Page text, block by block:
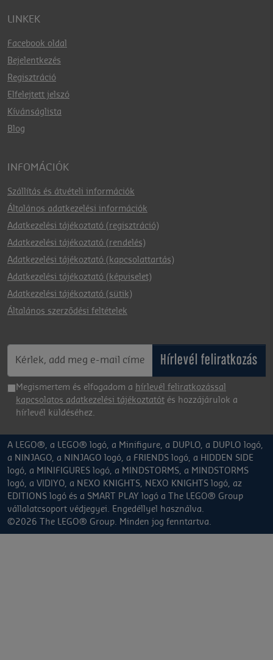
LINKEK
Facebook oldal
Bejelentkezés
Regisztráció
Elfelejtett jelszó
Kívánságlista
Blog
INFOMÁCIÓK
Szállítás és átvételi információk
Általános adatkezelési információk
Adatkezelési tájékoztató (regisztráció)
Adatkezelési tájékoztató (rendelés)
Adatkezelési tájékoztató (kapcsolattartás)
Adatkezelési tájékoztató (képviselet)
Adatkezelési tájékoztató (sütik)
Általános szerződési feltételek
Hírlevél feliratkozás
Megismertem és elfogadom a hírlevél feliratkozással
kapcsolatos adatkezelési tájékoztatót és hozzájárulok a
hírlevél küldéséhez.
A LEGO®, a LEGO® logó, a Minifigure, a DUPLO, a DUPLO logó,
a NINJAGO, a NINJAGO logó, a FRIENDS logó, a HIDDEN SIDE
logó, a MINIFIGURES logó, a MINDSTORMS, a MINDSTORMS
logó, a VIDIYO, a NEXO KNIGHTS, NEXO KNIGHTS logó, az
EDITIONS logó és a SMART PLAY logó a The LEGO® Group
vállalatcsoport védjegyei. Engedéllyel használva.
©2026 The LEGO® Group. Minden jog fenntartva.